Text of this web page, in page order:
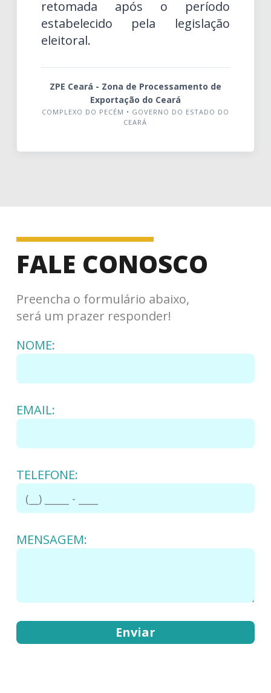
retomada após o período
estabelecido pela legislação
eleitoral.
ZPE Ceará - Zona de Processamento de
Exportação do Ceará
COMPLEXO DO PECÉM • GOVERNO DO ESTADO DO
CEARÁ
FALE CONOSCO
Preencha o formulário abaixo,
será um prazer responder!
NOME:
EMAIL:
TELEFONE:
MENSAGEM: